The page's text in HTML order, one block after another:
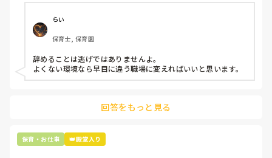
今で言う不適切保育も
仕方ないよね
もう何も言わずに
子どもの言いなりになればいいんだね
などいう意見で…
上の先生に相談することは難しそうです。
最後の職場にしようと思っていましたが
辞めることは逃げ、と、過去辞めた人も何年も言われ続けて
います
らい
保育士, 保育園
辞めることは逃げではありませんよ。
よくない環境なら早目に違う職場に変えればいいと思います。
回答をもっと見る
保育・お仕事 👑殿堂入り